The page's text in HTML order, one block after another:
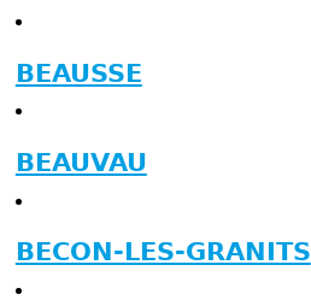
BEAUSSE
BEAUVAU
BECON-LES-GRANITS